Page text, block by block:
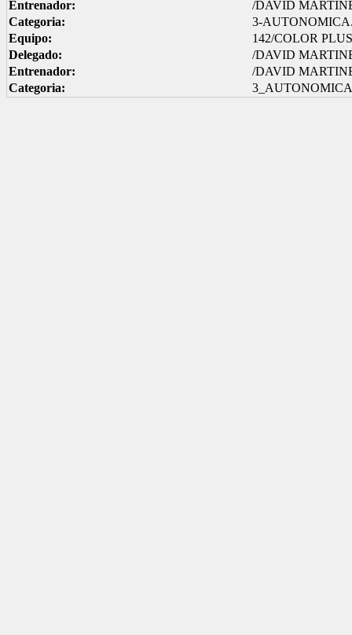
Entrenador:
/DAVID
Categoria:
3-
Equipo:
142/COLOR
Delegado:
/DAVID
Entrenador:
/DAVID
Categoria: